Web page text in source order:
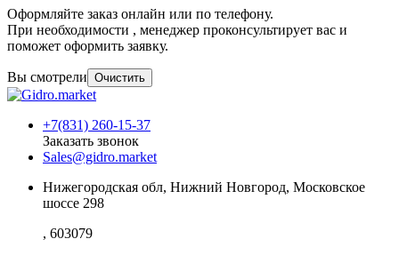
Оформляйте заказ онлайн или по телефону.
При необходимости , менеджер проконсультирует вас и
поможет оформить заявку.
Вы смотрели Очистить
+7(831) 260-15-37
Заказать звонок
Sales@gidro.market
Нижегородская обл, Нижний Новгород, Московское
шоссе 298
, 603079